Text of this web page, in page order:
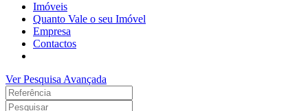
Imóveis
Quanto Vale o seu Imóvel
Empresa
Contactos
Ver Pesquisa Avançada